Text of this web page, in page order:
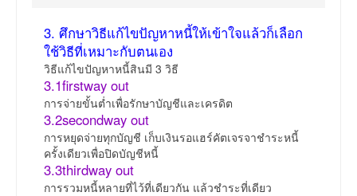
3. ศึกษาวิธีแก้ไขปัญหาหนี้ให้เข้าใจแล้วก็เลือก
ใช้วิธีที่เหมาะกับตนเอง
วิธีแก้ไขปัญหาหนี้สินมี 3 วิธี
3.1firstway out
การจ่ายขั้นต่ำเพื่อรักษาบัญชีและเครดิต
3.2secondway out
การหยุดจ่ายทุกบัญชี เก็บเงินรอแฮร์คัตเจรจาชำระหนี้
ครั้งเดียวเพื่อปิดบัญชีหนี้
3.3thirdway out
การรวมหนี้หลายที่ไว้ที่เดียวกัน แล้วชำระที่เดียว